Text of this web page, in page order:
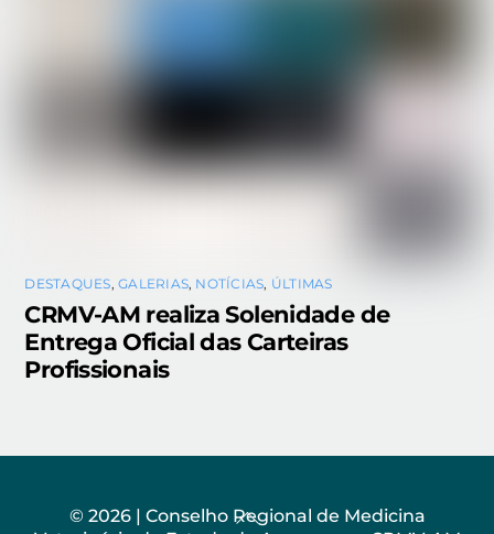
DESTAQUES,GALERIAS, NOTÍCIAS, ÚLTIMAS
CRMV-AM realiza Solenidade de
Entrega Oficial das Carteiras
Profissionais
Back
© 2026 | Conselho Regional de Medicina